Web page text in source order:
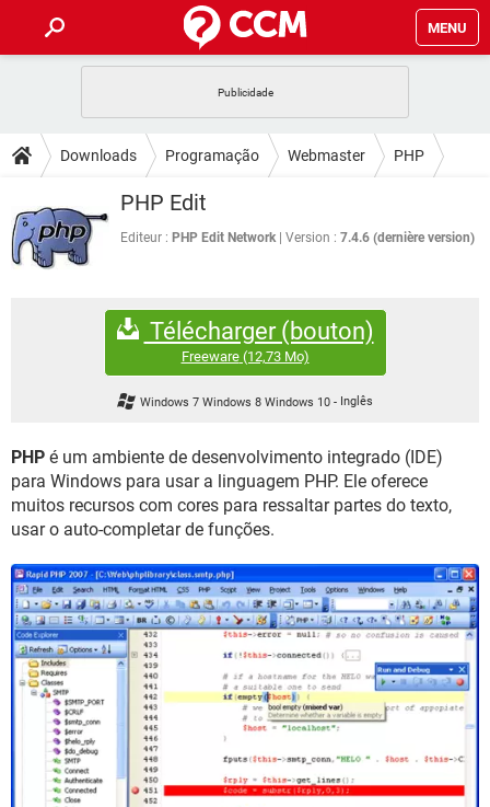
MENU
CELULAR FACEBOOK
INSTAGRAM GMAIL
GUIA DE COMPRAS
DICAS
JOGOS WHATSAPP
CELULAR
OUTLOOK
GUIA DE COMPRAS
JOGOS WHATSAPP
CELULAR
EXCEL
GMAIL
FÓRUM
FACEBOOK
EXCEL
GMAIL
WHATSAPP
INSTAGRAM GMAIL
GUIA DE COMPRAS
Downloads Programação Webmaster PHP
PHP Edit
Editeur : PHP Edit Network Version : 7.4.6 (dernière version)
Télécharger (bouton)
Freeware(12,73 Mo)
Windows 7 Windows 8 Windows 10 - Inglês
PHP é um ambiente de desenvolvimento integrado (IDE)
para Windows para usar a linguagem PHP. Ele oferece
muitos recursos com cores para ressaltar partes do texto,
usar o auto-completar de funções.